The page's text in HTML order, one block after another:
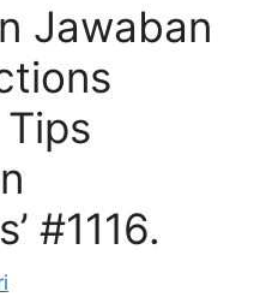
Jawaban
#1116.